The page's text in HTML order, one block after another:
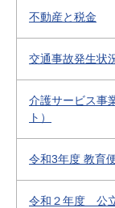
不動産と税金
交通事故発生状
介護サービス事
ト）
令和3年度 教育
令和２年度 公